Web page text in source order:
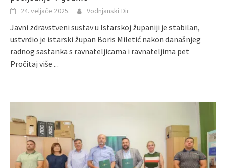
24. veljače 2025. Vodnjanski Đir
Javni zdravstveni sustav u Istarskoj županiji je stabilan,
ustvrdio je istarski župan Boris Miletić nakon današnjeg
radnog sastanka s ravnateljicama i ravnateljima pet
Pročitaj više ...